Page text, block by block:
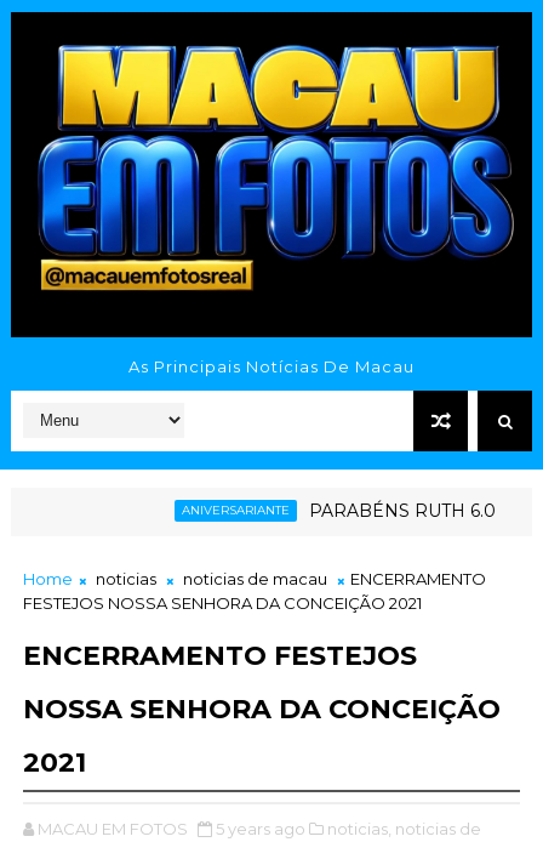
As Principais Notícias De Macau
ANIVERSARIANTE PARABÉNS RUTH 6.0 ESPORTE
Home noticias noticias de macau
ENCERRAMENTO
FESTEJOS NOSSA SENHORA DA CONCEIÇÃO 2021
ENCERRAMENTO FESTEJOS
NOSSA SENHORA DA CONCEIÇÃO
2021
MACAU EM FOTOS 5 years ago noticias, noticias de